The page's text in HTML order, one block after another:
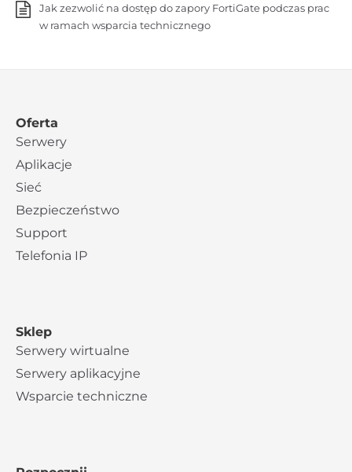
Jak zezwolić na dostęp do zapory FortiGate podczas prac
w ramach wsparcia technicznego
Oferta
Serwery
Aplikacje
Sieć
Bezpieczeństwo
Support
Telefonia IP
Sklep
Serwery wirtualne
Serwery aplikacyjne
Wsparcie techniczne